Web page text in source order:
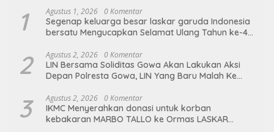
1 Agustus 1, 2026 0 Komentar
Segenap keluarga besar laskar garuda Indonesia
bersatu Mengucapkan Selamat Ulang Tahun ke-44
2 Agustus 2, 2026 0 Komentar
LIN Bersama Soliditas Gowa Akan Lakukan Aksi
Depan Polresta Gowa, LIN Yang Baru Malah Ke
3 Agustus 2, 2026 0 Komentar
IKMC Menyerahkan donasi untuk korban
kebakaran MARBO TALLO ke Ormas LASKAR